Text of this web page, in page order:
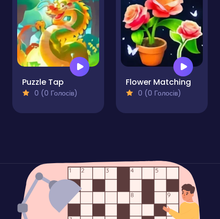
Puzzle Tap
0 (0 Голосів)
Flower Matching
0 (0 Голосів)